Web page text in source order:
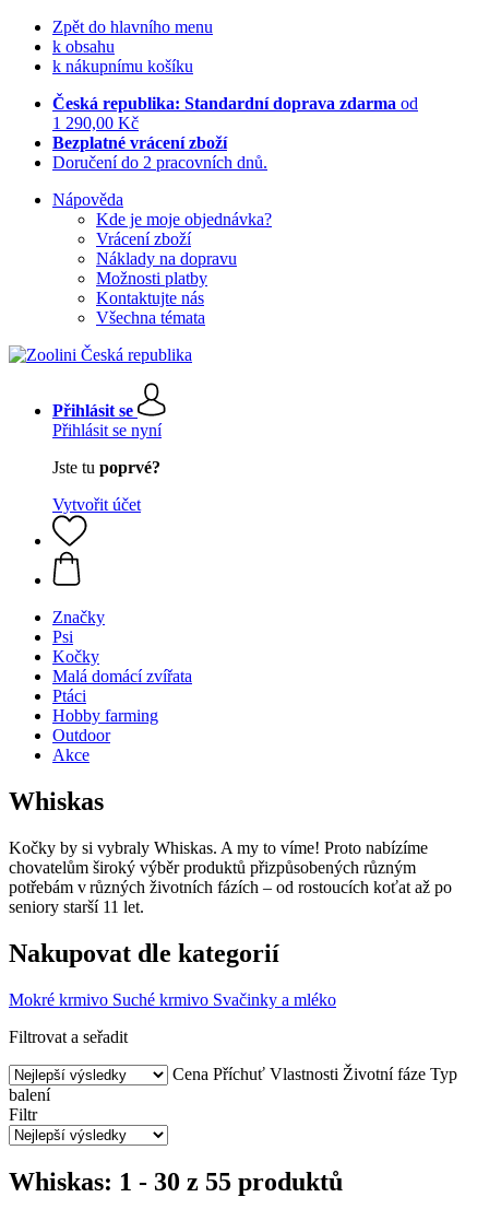
Zpět do hlavního menu
k obsahu
k nákupnímu košíku
Česká republika: Standardní doprava zdarma od
1 290,00 Kč
Bezplatné vrácení zboží
Doručení do 2 pracovních dnů.
Nápověda
Kde je moje objednávka?
Vrácení zboží
Náklady na dopravu
Možnosti platby
Kontaktujte nás
Všechna témata
Přihlásit se
Přihlásit se nyní
Jste tu poprvé?
Vytvořit účet
Značky
Psi
Kočky
Malá domácí zvířata
Ptáci
Hobby farming
Outdoor
Akce
Whiskas
Kočky by si vybraly Whiskas. A my to víme! Proto nabízíme
chovatelům široký výběr produktů přizpůsobených různým
potřebám v různých životních fázích – od rostoucích koťat až po
seniory starší 11 let.
Nakupovat dle kategorií
Mokré krmivo Suché krmivo Svačinky a mléko
Filtrovat a seřadit
Cena Příchuť Vlastnosti Životní fáze Typ
balení
Filtr
Whiskas: 1 - 30 z 55 produktů